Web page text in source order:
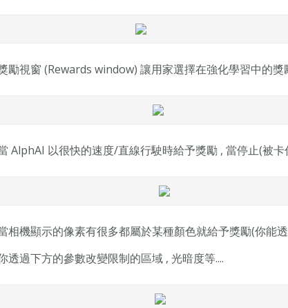
勵視窗 (Rewards window) 讓用家選擇在強化學習中的獎
AlphAI 以很快的速度/直線行駛時給予獎勵 , 當停止(被卡
相機顯示的像素有很多都屬於某種顏色就給予獎勵(你能
透過下方的參數改變限制的區域 , 光暗度等....